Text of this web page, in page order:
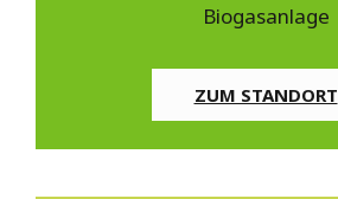
Biogasanlage
ZUM STANDORT